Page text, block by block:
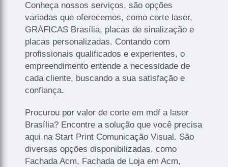
Conheça nossos serviços, são opções
variadas que oferecemos, como corte laser,
GRÁFICAS Brasília, placas de sinalização e
placas personalizadas. Contando com
profissionais qualificados e experientes, o
empreendimento entende a necessidade de
cada cliente, buscando a sua satisfação e
confiança.
Procurou por valor de corte em mdf a laser
Brasília? Encontre a solução que você precisa
aqui na Start Print Comunicação Visual. São
diversas opções disponibilizadas, como
Fachada Acm, Fachada de Loja em Acm,